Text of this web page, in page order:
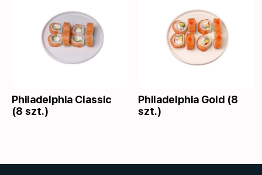
Philadelphia Classic
(8 szt.)
Philadelphia Gold (8
szt.)